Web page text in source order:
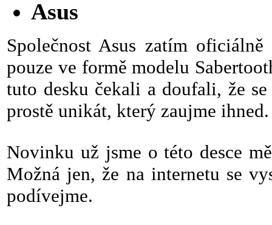
Asus
Společnost Asus zatím
pouze ve formě modelu
tuto desku čekali a doufali, že
prostě unikát, který zaujme ihned.
Novinku už jsme o této desce
Možná jen, že na internetu se
podívejme.